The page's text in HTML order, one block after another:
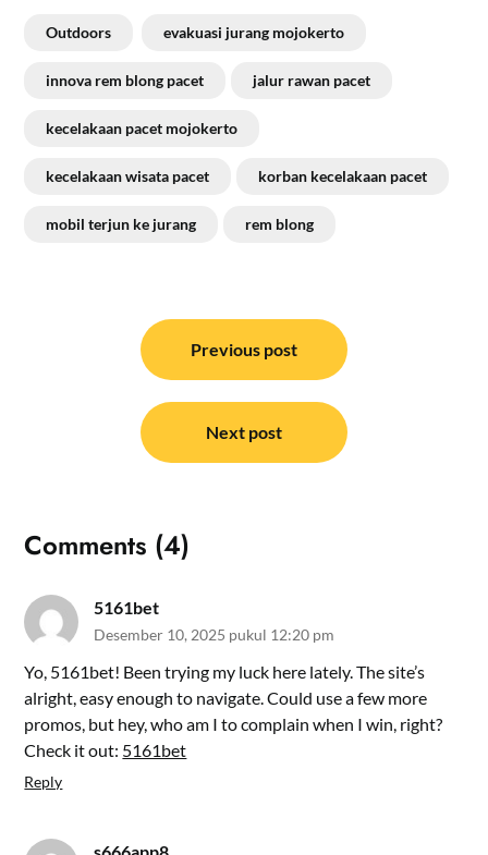
Outdoors evakuasi jurang mojokerto
innova rem blong pacet jalur rawan pacet
kecelakaan pacet mojokerto
kecelakaan wisata pacet korban kecelakaan pacet
mobil terjun ke jurang rem blong
Previous post
Next post
Comments (4)
5161bet
Desember 10, 2025 pukul 12:20 pm
Yo, 5161bet! Been trying my luck here lately. The site’s
alright, easy enough to navigate. Could use a few more
promos, but hey, who am I to complain when I win, right?
Check it out: 5161bet
Reply